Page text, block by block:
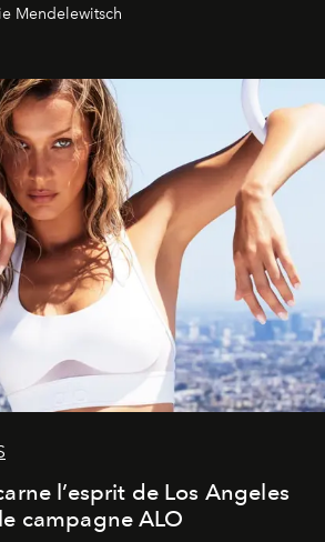
Mendelewitsch
l’esprit de Los Angeles
campagne ALO